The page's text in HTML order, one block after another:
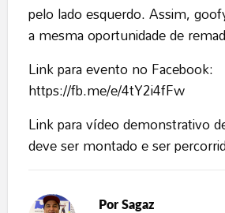
pelo lado esquerdo. Assim,
a mesma oportunidade de
Link para evento no Facebook:
https://fb.me/e/4tY2i4fFw
Link para vídeo demonstrativo
deve ser montado e ser
Por Sagaz